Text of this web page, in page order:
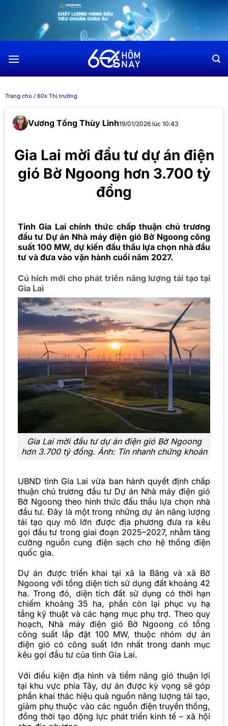
dung
Trang chủ / 60s Thị trường
Vương Tống Thùy Linh19/01/2026 lúc 10:43
Gia Lai mời đầu tư dự án điện
gió Bờ Ngoong hơn 3.700 tỷ
đồng
Tỉnh Gia Lai chính thức chấp thuận chủ trương
đầu tư Dự án Nhà máy điện gió Bờ Ngoong công
suất 100 MW, dự kiến đấu thầu lựa chọn nhà đầu
tư và đưa vào vận hành cuối năm 2027.
Cú hích mới cho phát triển năng lượng tái tạo tại
Gia Lai
Gia Lai mời đầu tư dự án điện gió Bờ Ngoong
hơn 3.700 tỷ đồng. Ảnh: Tin nhanh chứng khoán
UBND tỉnh Gia Lai vừa ban hành quyết định chấp
thuận chủ trương đầu tư Dự án Nhà máy điện gió
Bờ Ngoong theo hình thức đấu thầu lựa chọn nhà
đầu tư. Đây là một trong những dự án năng lượng
tái tạo quy mô lớn được địa phương đưa ra kêu
gọi đầu tư trong giai đoạn 2025–2027, nhằm tăng
cường nguồn cung điện sạch cho hệ thống điện
quốc gia.
Dự án được triển khai tại xã Ia Băng và xã Bờ
Ngoong với tổng diện tích sử dụng đất khoảng 42
ha. Trong đó, diện tích đất sử dụng có thời hạn
chiếm khoảng 35 ha, phần còn lại phục vụ hạ
tầng kỹ thuật và các hạng mục phụ trợ. Theo quy
hoạch, Nhà máy điện gió Bờ Ngoong có tổng
công suất lắp đặt 100 MW, thuộc nhóm dự án
điện gió có công suất lớn nhất trong danh mục
kêu gọi đầu tư của tỉnh Gia Lai.
Với điều kiện địa hình và tiềm năng gió thuận lợi
tại khu vực phía Tây, dự án được kỳ vọng sẽ góp
phần khai thác hiệu quả nguồn năng lượng tái tạo,
giảm phụ thuộc vào các nguồn điện truyền thống,
đồng thời tạo động lực phát triển kinh tế – xã hội